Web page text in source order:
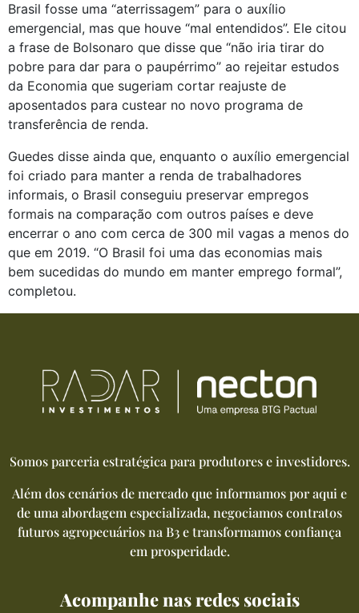
Brasil fosse uma “aterrissagem” para o auxílio
emergencial, mas que houve “mal entendidos”. Ele citou
a frase de Bolsonaro que disse que “não iria tirar do
pobre para dar para o paupérrimo” ao rejeitar estudos
da Economia que sugeriam cortar reajuste de
aposentados para custear no novo programa de
transferência de renda.
Guedes disse ainda que, enquanto o auxílio emergencial
foi criado para manter a renda de trabalhadores
informais, o Brasil conseguiu preservar empregos
formais na comparação com outros países e deve
encerrar o ano com cerca de 300 mil vagas a menos do
que em 2019. “O Brasil foi uma das economias mais
bem sucedidas do mundo em manter emprego formal”,
completou.
Somos parceria estratégica para produtores e investidores.
Além dos cenários de mercado que informamos por aqui e
de uma abordagem especializada, negociamos contratos
futuros agropecuários na B3 e transformamos confiança
em prosperidade.
Acompanhe nas redes sociais